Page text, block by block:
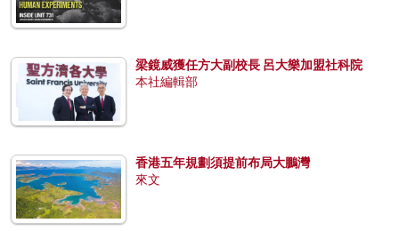
梁鏡威獲任方大副校長 呂大樂加盟社科院
本社編輯部
香港五年規劃須提前布局大鵬灣
來文